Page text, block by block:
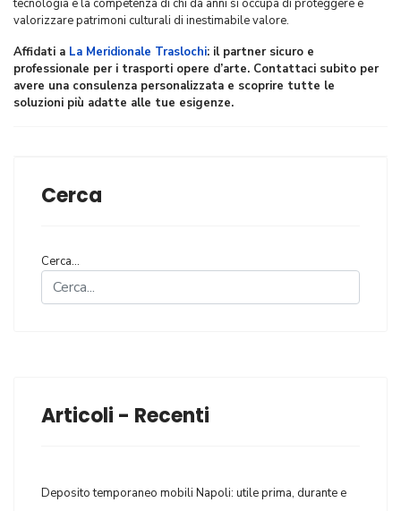
tecnologia e la competenza di chi da anni si occupa di proteggere e
valorizzare patrimoni culturali di inestimabile valore.
Affidati a La Meridionale Traslochi: il partner sicuro e
professionale per i trasporti opere d’arte. Contattaci subito per
avere una consulenza personalizzata e scoprire tutte le
soluzioni più adatte alle tue esigenze.
Cerca
Cerca...
Articoli - Recenti
Deposito temporaneo mobili Napoli: utile prima, durante e